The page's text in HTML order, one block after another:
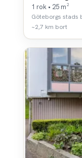
1 rok • 25 m²
Göteborgs stads
~2,7 km bort